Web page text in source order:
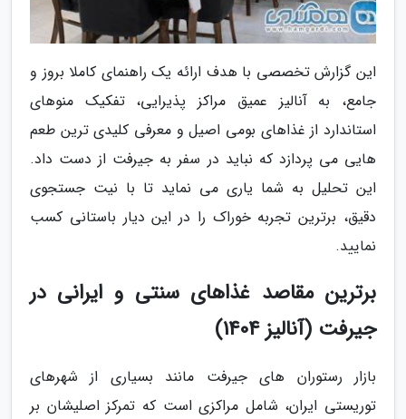
این گزارش تخصصی با هدف ارائه یک راهنمای کاملا بروز و
جامع، به آنالیز عمیق مراکز پذیرایی، تفکیک منوهای
استاندارد از غذاهای بومی اصیل و معرفی کلیدی ترین طعم
هایی می پردازد که نباید در سفر به جیرفت از دست داد.
این تحلیل به شما یاری می نماید تا با نیت جستجوی
دقیق، برترین تجربه خوراک را در این دیار باستانی کسب
نمایید.
برترین مقاصد غذاهای سنتی و ایرانی در
جیرفت (آنالیز 1404)
بازار رستوران های جیرفت مانند بسیاری از شهرهای
توریستی ایران، شامل مراکزی است که تمرکز اصلیشان بر